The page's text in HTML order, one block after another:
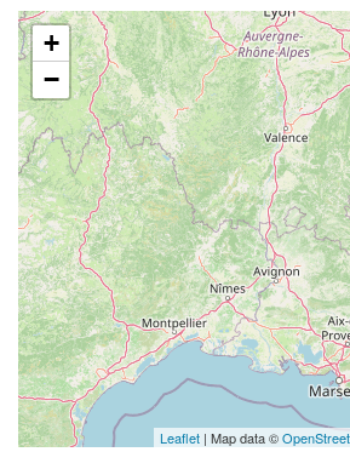
+
−
Leaflet | Map data ©